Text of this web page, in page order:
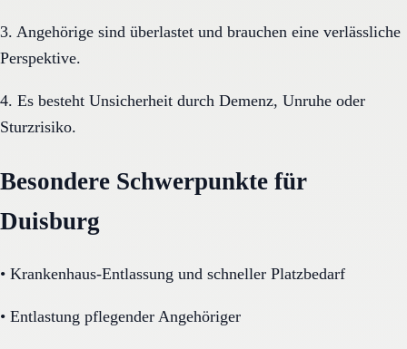
3. Angehörige sind überlastet und brauchen eine verlässliche
Perspektive.
4. Es besteht Unsicherheit durch Demenz, Unruhe oder
Sturzrisiko.
Besondere Schwerpunkte für
Duisburg
• Krankenhaus-Entlassung und schneller Platzbedarf
• Entlastung pflegender Angehöriger